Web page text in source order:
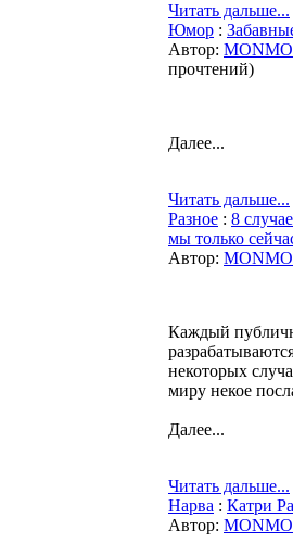
Читать дальше...
Юмор :
Автор:
прочтений)
Далее...
Читать дальше...
Разное : 8
мы только
Автор:
Каждый
некоторых
миру некое
Далее...
Читать дальше...
Нарва : Катри
Автор: